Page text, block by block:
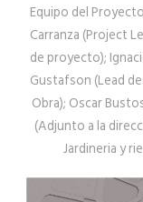
Equipo del
Carranza (Project
de proyecto);
Gustafson (Lead
Obra); Oscar
(Adjunto a la
Jardineria y